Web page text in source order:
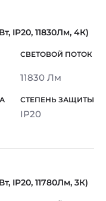
IP20, 11830Лм, 4К)
11830 Лм
IP20
IP20, 11780Лм, 3К)